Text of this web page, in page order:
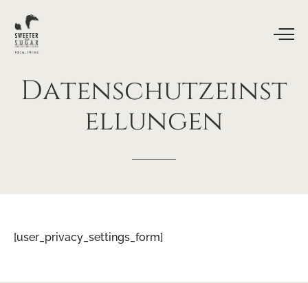
Datenschutzeinst
ellungen
[user_privacy_settings_form]